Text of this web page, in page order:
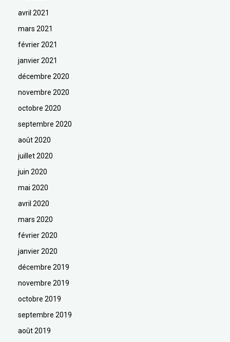
avril 2021
mars 2021
février 2021
janvier 2021
décembre 2020
novembre 2020
octobre 2020
septembre 2020
août 2020
juillet 2020
juin 2020
mai 2020
avril 2020
mars 2020
février 2020
janvier 2020
décembre 2019
novembre 2019
octobre 2019
septembre 2019
août 2019